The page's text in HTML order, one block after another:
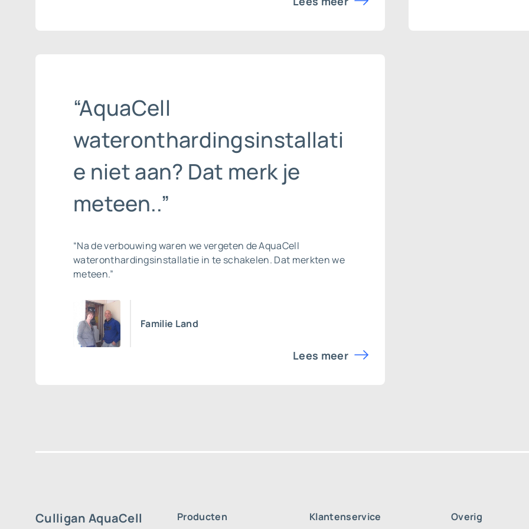
“AquaCell
wateronthardingsinstallati
e niet aan? Dat merk je
meteen..”
“Na de verbouwing waren we vergeten de AquaCell
wateronthardingsinstallatie in te schakelen. Dat merkten we
meteen.”
Familie Land
Lees meer
Culligan AquaCell Producten Klantenservice Overig